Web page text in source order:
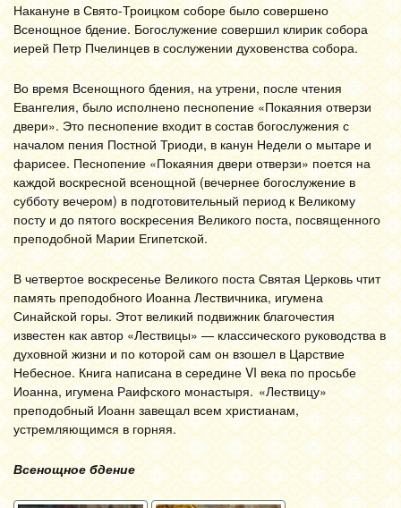
Накануне в Свято-Троицком соборе было совершено
Всенощное бдение. Богослужение совершил клирик собора
иерей Петр Пчелинцев в сослужении духовенства собора.
Во время Всенощного бдения, на утрени, после чтения
Евангелия, было исполнено песнопение «Покаяния отверзи
двери». Это песнопение входит в состав богослужения с
началом пения Постной Триоди, в канун Недели о мытаре и
фарисее. Песнопение «Покаяния двери отверзи» поется на
каждой воскресной всенощной (вечернее богослужение в
субботу вечером) в подготовительный период к Великому
посту и до пятого воскресения Великого поста, посвященного
преподобной Марии Египетской.
В четвертое воскресенье Великого поста Святая Церковь чтит
память преподобного Иоанна Лествичника, игумена
Синайской горы. Этот великий подвижник благочестия
известен как автор «Лествицы» — классического руководства в
духовной жизни ипо которой сам он взошел в Царствие
Небесное. Книга написана в середине VI века по просьбе
Иоанна, игумена Раифского монастыря. «Лествицу»
преподобный Иоанн завещал всем христианам,
устремляющимся в горняя.
Всенощное бдение